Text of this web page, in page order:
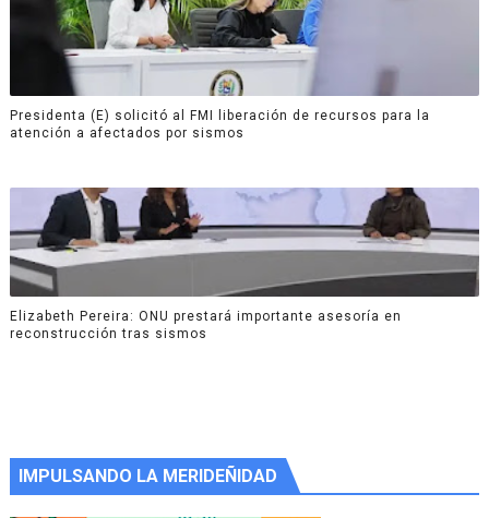
Presidenta (E) solicitó al FMI liberación de recursos para la
atención a afectados por sismos
Elizabeth Pereira: ONU prestará importante asesoría en
reconstrucción tras sismos
IMPULSANDO LA MERIDEÑIDAD